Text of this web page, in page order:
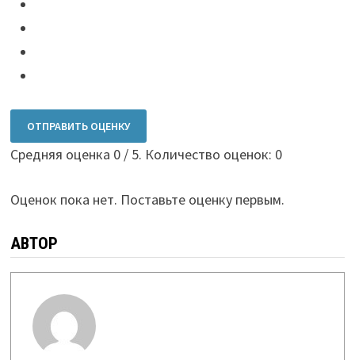
ОТПРАВИТЬ ОЦЕНКУ
Средняя оценка 0/ 5. Количество оценок: 0
Оценок пока нет. Поставьте оценку первым.
АВТОР